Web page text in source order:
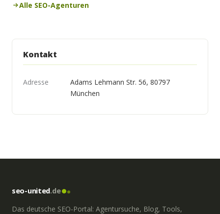
Alle SEO-Agenturen
Kontakt
Adresse
Adams Lehmann Str. 56, 80797
München
seo-united.de
Das deutsche SEO-Portal: Agentursuche, Blog, Tools,